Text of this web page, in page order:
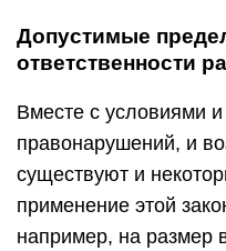
Допустимые
ответственности
Вместе с условиями
правонарушений, и
существуют и
применение этой
например, на размер